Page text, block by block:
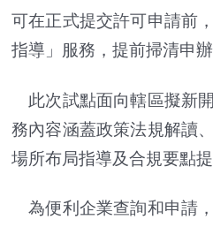
可在正式提交許可申請前
指導」服務，提前掃清申辦
此次試點面向轄區擬新
務內容涵蓋政策法規解讀
場所布局指導及合規要點提
為便利企業查詢和申請